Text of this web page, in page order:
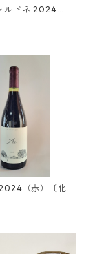
ルドネ 2024
箱入〕
（赤）〔化粧